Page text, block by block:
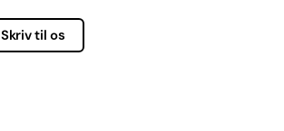
Skriv til os